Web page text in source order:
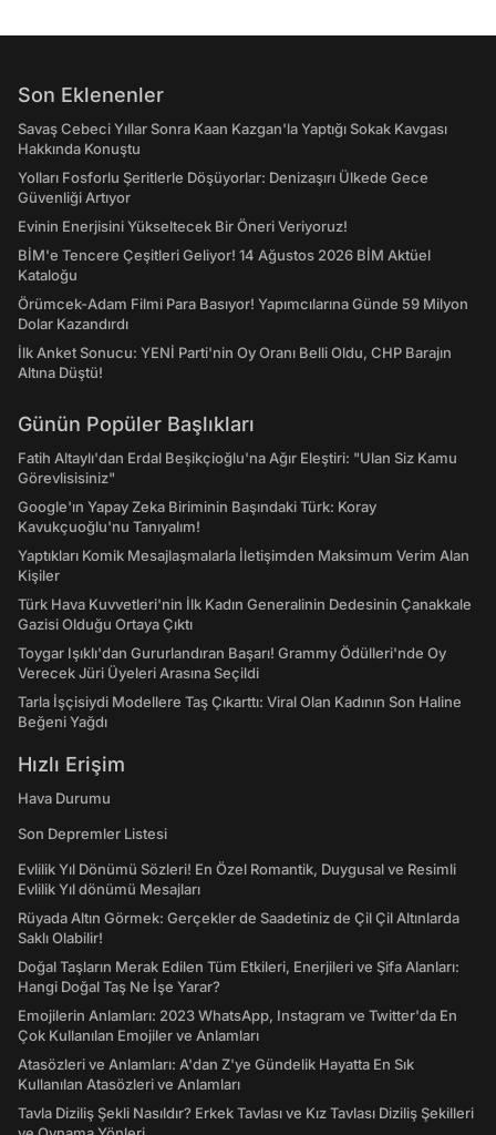
Son Eklenenler
Savaş Cebeci Yıllar Sonra Kaan Kazgan'la Yaptığı Sokak Kavgası
Hakkında Konuştu
Yolları Fosforlu Şeritlerle Döşüyorlar: Denizaşırı Ülkede Gece
Güvenliği Artıyor
Evinin Enerjisini Yükseltecek Bir Öneri Veriyoruz!
BİM'e Tencere Çeşitleri Geliyor! 14 Ağustos 2026 BİM Aktüel
Kataloğu
Örümcek-Adam Filmi Para Basıyor! Yapımcılarına Günde 59 Milyon
Dolar Kazandırdı
İlk Anket Sonucu: YENİ Parti'nin Oy Oranı Belli Oldu, CHP Barajın
Altına Düştü!
Günün Popüler Başlıkları
Fatih Altaylı'dan Erdal Beşikçioğlu'na Ağır Eleştiri: "Ulan Siz Kamu
Görevlisisiniz"
Google'ın Yapay Zeka Biriminin Başındaki Türk: Koray
Kavukçuoğlu'nu Tanıyalım!
Yaptıkları Komik Mesajlaşmalarla İletişimden Maksimum Verim Alan
Kişiler
Türk Hava Kuvvetleri'nin İlk Kadın Generalinin Dedesinin Çanakkale
Gazisi Olduğu Ortaya Çıktı
Toygar Işıklı'dan Gururlandıran Başarı! Grammy Ödülleri'nde Oy
Verecek Jüri Üyeleri Arasına Seçildi
Tarla İşçisiydi Modellere Taş Çıkarttı: Viral Olan Kadının Son Haline
Beğeni Yağdı
Hızlı Erişim
Hava Durumu
Son Depremler Listesi
Evlilik Yıl Dönümü Sözleri! En Özel Romantik, Duygusal ve Resimli
Evlilik Yıl dönümü Mesajları
Rüyada Altın Görmek: Gerçekler de Saadetiniz de Çil Çil Altınlarda
Saklı Olabilir!
Doğal Taşların Merak Edilen Tüm Etkileri, Enerjileri ve Şifa Alanları:
Hangi Doğal Taş Ne İşe Yarar?
Emojilerin Anlamları: 2023 WhatsApp, Instagram ve Twitter'da En
Çok Kullanılan Emojiler ve Anlamları
Atasözleri ve Anlamları: A'dan Z'ye Gündelik Hayatta En Sık
Kullanılan Atasözleri ve Anlamları
Tavla Diziliş Şekli Nasıldır? Erkek Tavlası ve Kız Tavlası Diziliş Şekilleri